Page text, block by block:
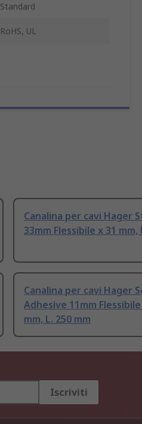
Standard
RoHS, UL
Canalina per cavi Hager
33mm Flessibile x 31 mm,
Canalina per cavi Hager
Adhesive 11mm
mm, L. 250 mm
Iscriviti